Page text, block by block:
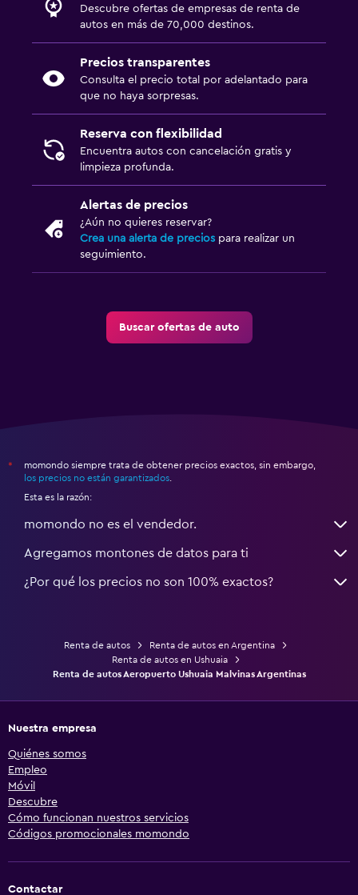
Descubre ofertas de empresas de renta de
autos en más de 70,000 destinos.
Precios transparentes
Consulta el precio total por adelantado para
que no haya sorpresas.
Reserva con flexibilidad
Encuentra autos con cancelación gratis y
limpieza profunda.
Alertas de precios
¿Aún no quieres reservar?
Crea una alerta de precios para realizar un
seguimiento.
Buscar ofertas de auto
*
momondo siempre trata de obtener precios exactos, sin embargo,
los precios no están garantizados.
Esta es la razón:
momondo no es el vendedor.
Agregamos montones de datos para ti
¿Por qué los precios no son 100% exactos?
Renta de autos
Renta de autos en Argentina
Renta de autos en Ushuaia
Renta de autos Aeropuerto Ushuaia Malvinas Argentinas
Nuestra empresa
Quiénes somos
Empleo
Móvil
Descubre
Cómo funcionan nuestros servicios
Códigos promocionales momondo
Contactar